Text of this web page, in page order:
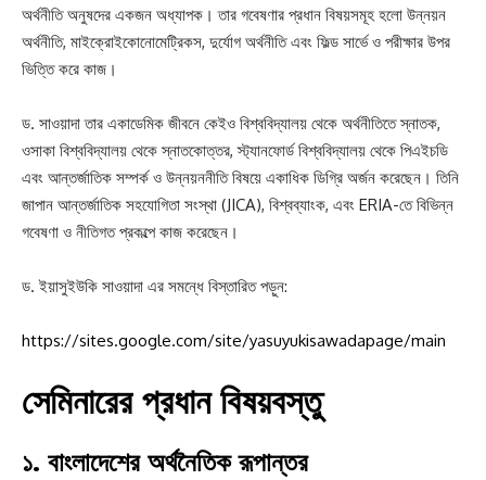
অর্থনীতি অনুষদের একজন অধ্যাপক। তার গবেষণার প্রধান বিষয়সমূহ হলো উন্নয়ন
অর্থনীতি, মাইক্রোইকোনোমেট্রিকস, দুর্যোগ অর্থনীতি এবং ফিল্ড সার্ভে ও পরীক্ষার উপর
ভিত্তি করে কাজ।
ড. সাওয়াদা তার একাডেমিক জীবনে কেইও বিশ্ববিদ্যালয় থেকে অর্থনীতিতে স্নাতক,
ওসাকা বিশ্ববিদ্যালয় থেকে স্নাতকোত্তর, স্ট্যানফোর্ড বিশ্ববিদ্যালয় থেকে পিএইচডি
এবং আন্তর্জাতিক সম্পর্ক ও উন্নয়ননীতি বিষয়ে একাধিক ডিগ্রি অর্জন করেছেন। তিনি
জাপান আন্তর্জাতিক সহযোগিতা সংস্থা (JICA), বিশ্বব্যাংক, এবং ERIA-তে বিভিন্ন
গবেষণা ও নীতিগত প্রকল্পে কাজ করেছেন।
ড. ইয়াসুইউকি সাওয়াদা এর সমন্ধে বিস্তারিত পড়ুন:
https://sites.google.com/site/yasuyukisawadapage/main
সেমিনারের প্রধান বিষয়বস্তু
১. বাংলাদেশের অর্থনৈতিক রূপান্তর